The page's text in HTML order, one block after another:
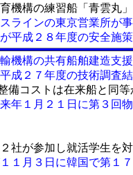
機構の練習船「青雲丸
スラインの東京営業所が
が平成２８年度の安全施
輸機構の共有船舶建造支
成２７年度の技術調査
備コストは在来船と同等
来年１月２１日に第３回
社が参加し就活学生を
１１月３日に韓国で第１